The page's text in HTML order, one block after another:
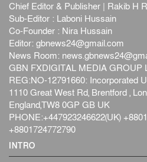
Chief Editor & Publisher | Rakib H
Sub-Editor : Laboni Hussain
Co-Founder : Nira Hussain
Editor: gbnews24@gmail.com
News Room:
GBN FXDIGITAL MEDIA GROUP
REG:NO-12791660: Incorporated
1110 Great West Rd, Brentford ,
England,TW8 0GP GB UK
PHONE:+447923246622(UK)
+8801724772790
INTRO